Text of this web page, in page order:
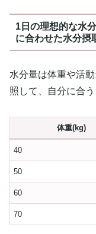
1日の理想的な水
に合わせた水分摂
水分量は体重や活
照して、自分に合
体重(kg)
40
50
60
70